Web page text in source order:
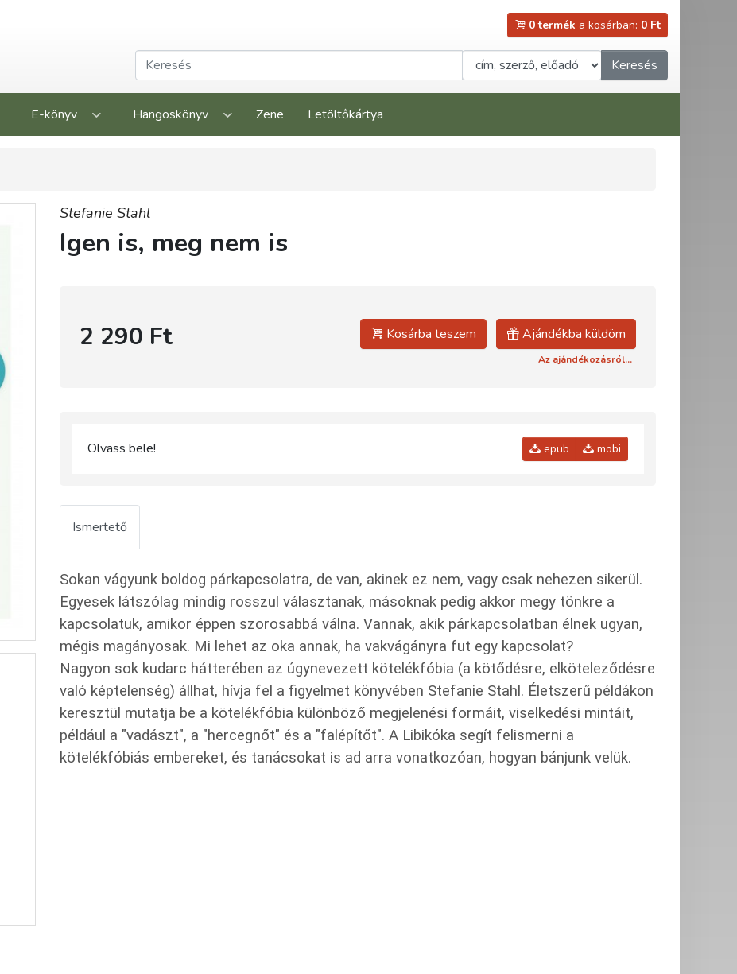
0 termék a kosárban: 0 Ft
Keresés
E-könyv Hangoskönyv Zene Letöltőkártya
Stefanie Stahl
Igen is, meg nem is
2 290 Ft Kosárba teszem Ajándékba küldöm
Az ajándékozásról...
Olvass bele! epub mobi
Ismertető
Sokan vágyunk boldog párkapcsolatra, de van, akinek ez nem, vagy csak nehezen sikerül.
Egyesek látszólag mindig rosszul választanak, másoknak pedig akkor megy tönkre a
kapcsolatuk, amikor éppen szorosabbá válna. Vannak, akik párkapcsolatban élnek ugyan,
mégis magányosak. Mi lehet az oka annak, ha vakvágányra fut egy kapcsolat?
Nagyon sok kudarc hátterében az úgynevezett kötelékfóbia (a kötődésre, elköteleződésre
való képtelenség) állhat, hívja fel a figyelmet könyvében Stefanie Stahl. Életszerű példákon
keresztül mutatja be a kötelékfóbia különböző megjelenési formáit, viselkedési mintáit,
például a "vadászt", a "hercegnőt" és a "falépítőt". A Libikóka segít felismerni a
kötelékfóbiás embereket, és tanácsokat is ad arra vonatkozóan, hogyan bánjunk velük.